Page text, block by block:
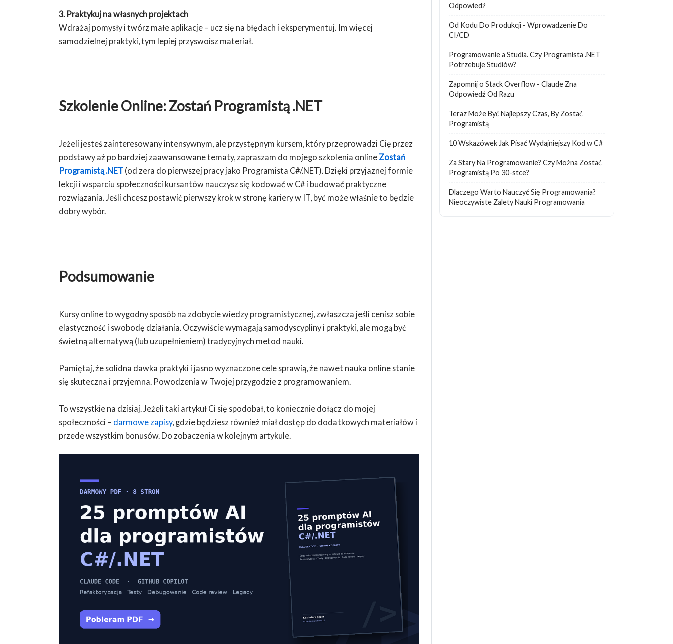
3. Praktykuj na własnych projektach
Wdrażaj pomysły i twórz małe aplikacje – ucz się na błędach i eksperymentuj. Im więcej
samodzielnej praktyki, tym lepiej przyswoisz materiał.
Szkolenie Online: Zostań Programistą .NET
Jeżeli jesteś zainteresowany intensywnym, ale przystępnym kursem, który przeprowadzi Cię przez
podstawy aż po bardziej zaawansowane tematy, zapraszam do mojego szkolenia online Zostań
Programistą .NET (od zera do pierwszej pracy jako Programista C#/.NET). Dzięki przyjaznej formie
lekcji i wsparciu społeczności kursantów nauczysz się kodować w C# i budować praktyczne
rozwiązania. Jeśli chcesz postawić pierwszy krok w stronę kariery w IT, być może właśnie to będzie
dobry wybór.
Podsumowanie
Kursy online to wygodny sposób na zdobycie wiedzy programistycznej, zwłaszcza jeśli cenisz sobie
elastyczność i swobodę działania. Oczywiście wymagają samodyscypliny i praktyki, ale mogą być
świetną alternatywą (lub uzupełnieniem) tradycyjnych metod nauki.
Pamiętaj, że solidna dawka praktyki i jasno wyznaczone cele sprawią, że nawet nauka online stanie
się skuteczna i przyjemna. Powodzenia w Twojej przygodzie z programowaniem.
To wszystkie na dzisiaj. Jeżeli taki artykuł Ci się spodobał, to koniecznie dołącz do mojej
społeczności – darmowe zapisy, gdzie będziesz również miał dostęp do dodatkowych materiałów i
przede wszystkim bonusów. Do zobaczenia w kolejnym artykule.
Odpowiedź
Od Kodu Do Produkcji - Wprowadzenie Do
CI/CD
Programowanie a Studia. Czy Programista .NET
Potrzebuje Studiów?
Zapomnij o Stack Overflow - Claude Zna
Odpowiedź Od Razu
Teraz Może Być Najlepszy Czas, By Zostać
Programistą
10 Wskazówek Jak Pisać Wydajniejszy Kod w C#
Za Stary Na Programowanie? Czy Można Zostać
Programistą Po 30-stce?
Dlaczego Warto Nauczyć Się Programowania?
Nieoczywiste Zalety Nauki Programowania